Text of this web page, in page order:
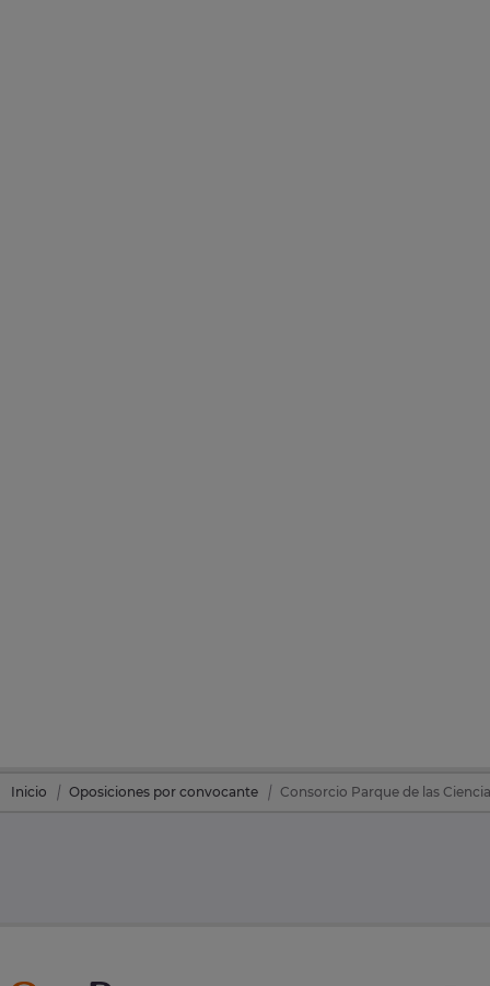
Inicio Oposiciones por convocante Consorcio Parque de las